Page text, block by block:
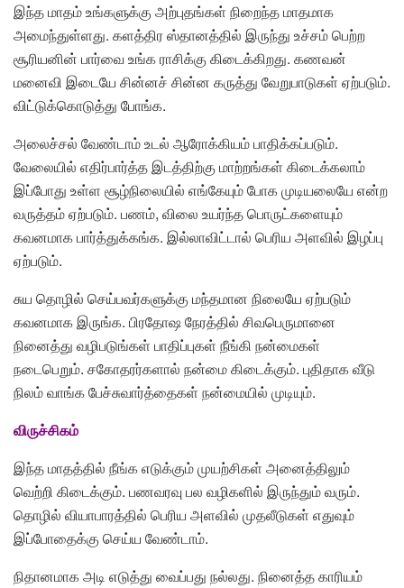
இந்த மாதம் உங்களுக்கு அற்புதங்கள் நிறைந்த மாதமாக
அமைந்துள்ளது. களத்திர ஸ்தானத்தில் இருந்து உச்சம் பெற்ற
சூரியனின் பார்வை உங்க ராசிக்கு கிடைக்கிறது. கணவன்
மனைவி இடையே சின்னச் சின்ன கருத்து வேறுபாடுகள் ஏற்படும்.
விட்டுக்கொடுத்து போங்க.
அலைச்சல் வேண்டாம் உடல் ஆரோக்கியம் பாதிக்கப்படும்.
வேலையில் எதிர்பார்த்த இடத்திற்கு மாற்றங்கள் கிடைக்கலாம்
இப்போது உள்ள சூழ்நிலையில் எங்கேயும் போக முடியலையே என்ற
வருத்தம் ஏற்படும். பணம், விலை உயர்ந்த பொருட்களையும்
கவனமாக பார்த்துக்கங்க. இல்லாவிட்டால் பெரிய அளவில் இழப்பு
ஏற்படும்.
சுய தொழில் செய்பவர்களுக்கு மந்தமான நிலையே ஏற்படும்
கவனமாக இருங்க. பிரதோஷ நேரத்தில் சிவபெருமானை
நினைத்து வழிபடுங்கள் பாதிப்புகள் நீங்கி நன்மைகள்
நடைபெறும். சகோதரர்களால் நன்மை கிடைக்கும். புதிதாக வீடு
நிலம் வாங்க பேச்சுவார்த்தைகள் நன்மையில் முடியும்.
விருச்சிகம்
இந்த மாதத்தில் நீங்க எடுக்கும் முயற்சிகள் அனைத்திலும்
வெற்றி கிடைக்கும். பணவரவு பல வழிகளில் இருந்தும் வரும்.
தொழில் வியாபாரத்தில் பெரிய அளவில் முதலீடுகள் எதுவும்
இப்போதைக்கு செய்ய வேண்டாம்.
நிதானமாக அடி எடுத்து வைப்பது நல்லது. நினைத்த காரியம்